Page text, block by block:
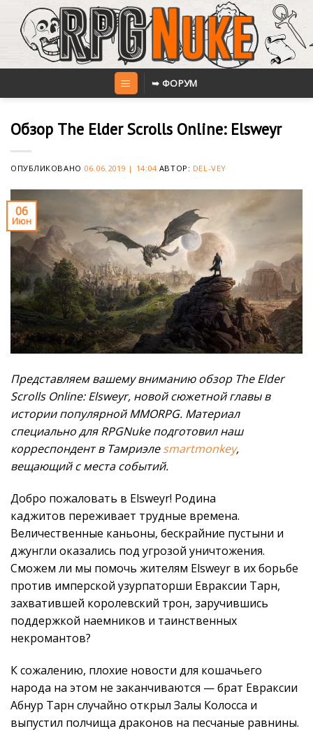
content
➥ ФОРУМ
Обзор The Elder Scrolls Online: Elsweyr
ОПУБЛИКОВАНО 06.06.2019 | 14:04АВТОР: DEL-VEY
06
Июн
Представляем вашему вниманию обзор The Elder
Scrolls Online: Elsweyr, новой сюжетной главы в
истории популярной MMORPG. Материал
специально для RPGNuke подготовил наш
корреспондент в Тамриэлеsmartmonkey,
вещающий с места событий.
Добро пожаловать в Elsweyr! Родина
каджитов переживает трудные времена.
Величественные каньоны, бескрайние пустыни и
джунгли оказались под угрозой уничтожения.
Сможем ли мы помочь жителям Elsweyr в их борьбе
против имперской узурпаторши Евраксии Тарн,
захватившей королевский трон, заручившись
поддержкой наемников и таинственных
некромантов?
К сожалению, плохие новости для кошачьего
народа на этом не заканчиваются — брат Евраксии
Абнур Тарн случайно открыл Залы Колосса и
выпустил полчища драконов на песчаные равнины.